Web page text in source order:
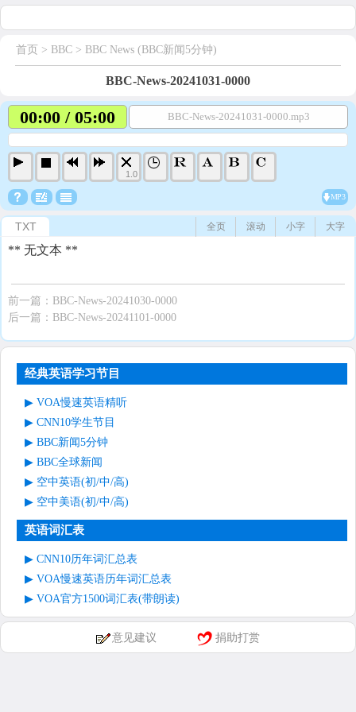
首页 > BBC > BBC News (BBC新闻5分钟)
BBC-News-20241031-0000
00:00 / 05:00 BBC-News-20241031-0000.mp3
1.0
MP3
TXT 大字
小字
滚动
全页
** 无文本 **
前一篇： BBC-News-20241030-0000
后一篇： BBC-News-20241101-0000
经典英语学习节目
VOA慢速英语精听
CNN10学生节目
BBC新闻5分钟
BBC全球新闻
空中英语(初/中/高)
空中美语(初/中/高)
英语词汇表
CNN10历年词汇总表
VOA慢速英语历年词汇总表
VOA官方1500词汇表(带朗读)
意见建议 捐助打赏